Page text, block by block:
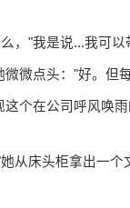
，"我是说...我可
微点头："好。但
这个在公司呼风
从床头柜拿出一